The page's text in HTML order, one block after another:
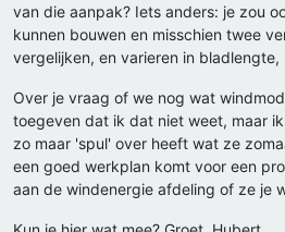
van die aanpak? Iets anders: je zou
kunnen bouwen en misschien twee
vergelijken, en varieren in
Over je vraag of we nog wat
toegeven dat ik dat niet weet, maar
zo maar 'spul' over heeft wat ze
een goed werkplan komt voor een
aan de windenergie afdeling of ze je